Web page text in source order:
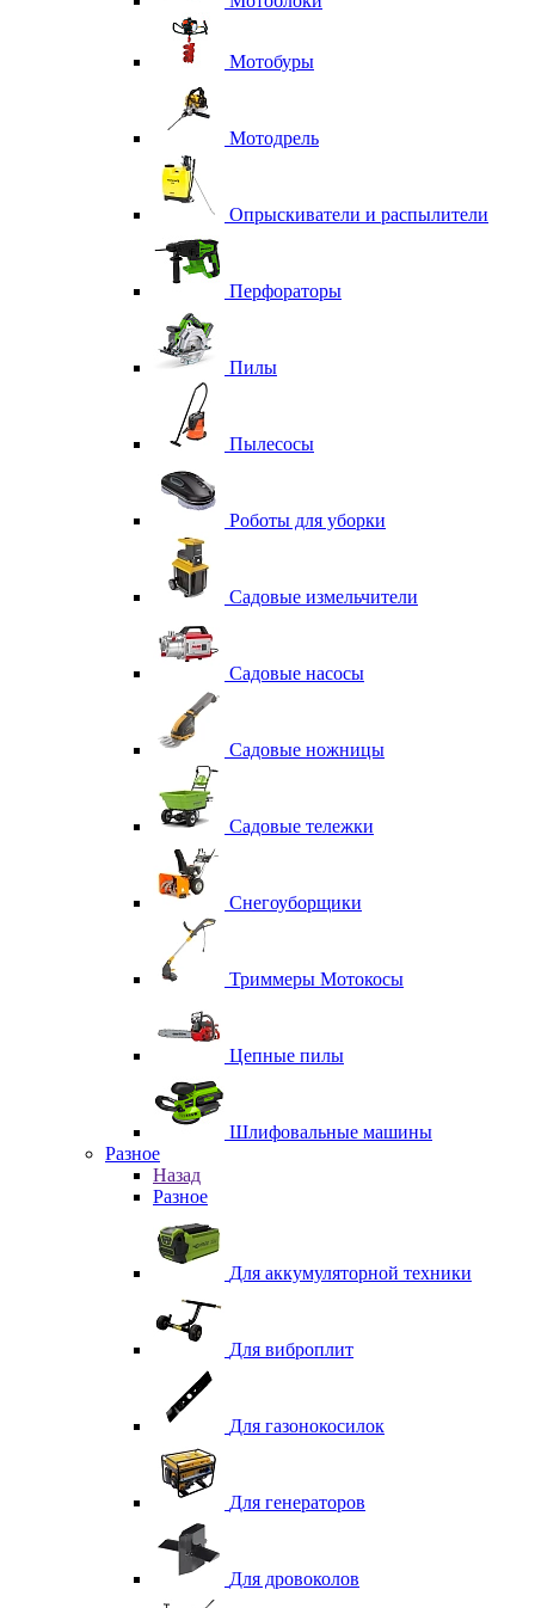
Мотобуры
Мотодрель
Опрыскиватели и распылители
Перфораторы
Пилы
Пылесосы
Роботы для уборки
Садовые измельчители
Садовые насосы
Садовые ножницы
Садовые тележки
Снегоуборщики
Триммеры Мотокосы
Цепные пилы
Шлифовальные машины
Разное
Назад
Разное
Для аккумуляторной техники
Для виброплит
Для газонокосилок
Для генераторов
Для дровоколов